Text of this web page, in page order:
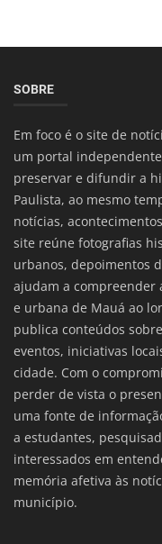
SOBRE
Em foco é o site de
um portal
preservar e difundir a
Paulista, ao mesmo
notícias,
site reúne fotografias
urbanos, depoimentos
ajudam a compreender
e urbana de Mauá ao
publica conteúdos
eventos, iniciativas
cidade. Com o
perder de vista o
uma fonte de
a estudantes,
interessados em
memória afetiva às
município.